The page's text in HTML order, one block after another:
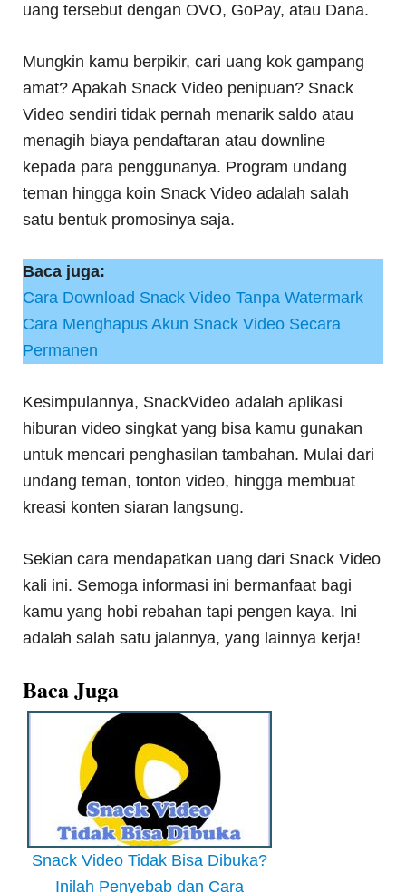
uang tersebut dengan OVO, GoPay, atau Dana.
Mungkin kamu berpikir, cari uang kok gampang
amat? Apakah Snack Video penipuan? Snack
Video sendiri tidak pernah menarik saldo atau
menagih biaya pendaftaran atau downline
kepada para penggunanya. Program undang
teman hingga koin Snack Video adalah salah
satu bentuk promosinya saja.
Baca juga:
Cara Download Snack Video Tanpa Watermark
Cara Menghapus Akun Snack Video Secara
Permanen
Kesimpulannya, SnackVideo adalah aplikasi
hiburan video singkat yang bisa kamu gunakan
untuk mencari penghasilan tambahan. Mulai dari
undang teman, tonton video, hingga membuat
kreasi konten siaran langsung.
Sekian cara mendapatkan uang dari Snack Video
kali ini. Semoga informasi ini bermanfaat bagi
kamu yang hobi rebahan tapi pengen kaya. Ini
adalah salah satu jalannya, yang lainnya kerja!
Baca Juga
Snack Video Tidak Bisa Dibuka?
Inilah Penyebab dan Cara